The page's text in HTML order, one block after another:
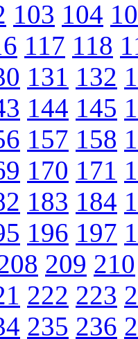
103 104
117 118
131 132
144 145
157 158
170 171
183 184
196 197
209 210
222 223
235 236